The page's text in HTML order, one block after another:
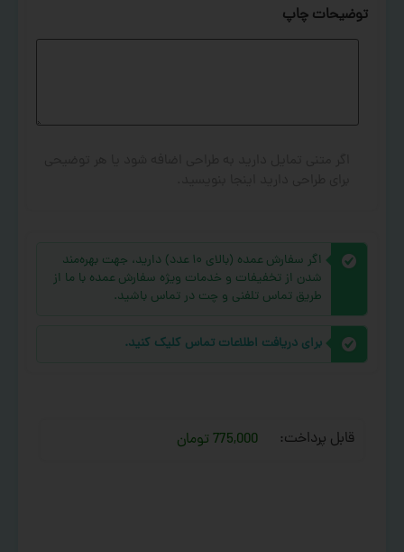
توضیحات چاپ
اگر سفارش عمده (بالای ۱۰ عدد) دارید، جهت بهره‌مند
شدن از تخفیفات و خدمات ویژه سفارش عمده با ما از
طریق تماس تلفنی و چت در تماس باشید.
برای دریافت اطلاعات تماس کلیک کنید.
قابل پرداخت: 775,000 تومان